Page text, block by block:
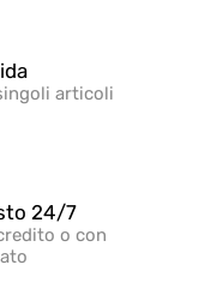
articoli
24/7
o con